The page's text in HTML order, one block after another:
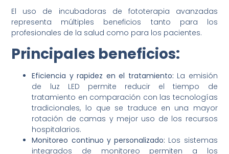
El uso de incubadoras de fototerapia avanzadas
representa múltiples beneficios tanto para los
profesionales de la salud como para los pacientes.
Principales beneficios:
Eficiencia y rapidez en el tratamiento: La emisión
de luz LED permite reducir el tiempo de
tratamiento en comparación con las tecnologías
tradicionales, lo que se traduce en una mayor
rotación de camas y mejor uso de los recursos
hospitalarios.
Monitoreo continuo y personalizado: Los sistemas
integrados de monitoreo permiten a los